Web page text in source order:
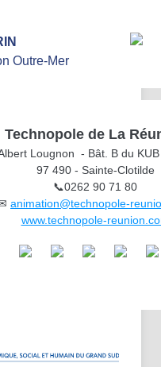
Outre-Mer
Technopole de La
Lougnon - Bât. B du
97 490 - Sainte-Clotilde
📞0262 90 71 80
animation@technopole-
www.technopole-